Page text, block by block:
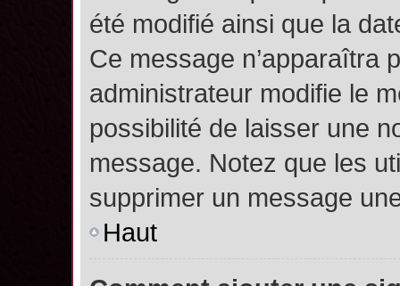
été modifié ainsi que la
Ce message n’apparaîtra
administrateur modifie le
possibilité de laisser une
message. Notez que les
supprimer un message
Haut